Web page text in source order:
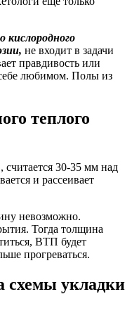
кислородного
не входит в задачи
правдивость или
любимом. Полы из
теплого
30-35 мм над
и рассеивает
невозможно.
Тогда толщина
ВТП будет
прогреваться.
схемы укладки